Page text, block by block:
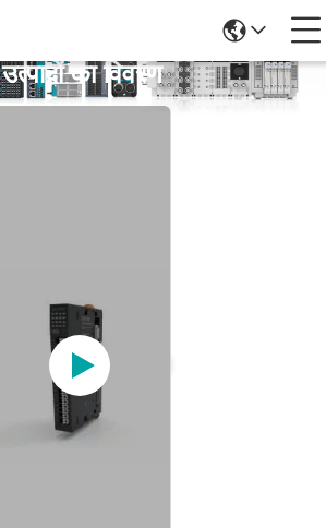
उत्पादों का विवरण